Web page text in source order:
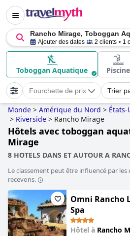
Rancho Mirage, Toboggan
Ajouter des dates 2 clients 1
Toboggan Aquatique Piscine
Fourchette de prix Trier
Monde > Amérique du Nord > États-
> Riverside > Rancho Mirage
Hôtels avec toboggan
Mirage
8 HOTELS DANS ET AUTOUR A
Le classement peut être influencé par
recevons.
Omni Rancho
Spa
Hôtel à Rancho